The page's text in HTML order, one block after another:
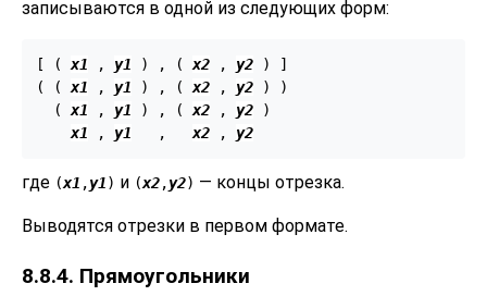
записываются в одной из следующих форм:
[ ( x1 , y1 ) , ( x2 , y2 ) ]
( ( x1 , y1 ) , ( x2 , y2 ) )
  (
x1 , y1 ) , ( x2 , y2 )
x1 , y1
   ,
x2 , y2
где (x1 ,y1) и (x2,y2) — концы отрезка.
Выводятся отрезки в первом формате.
8.8.4. Прямоугольники